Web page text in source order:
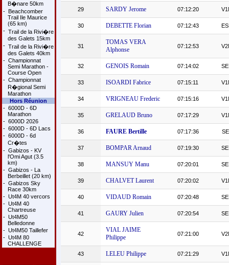
B�nare 50km
- Beachcomber
Trail Ile Maurice
(65 km)
- Trail de la Rivi�re
des Galets 15km
- Trail de la Rivi�re
des Galets 40km
- Championnat
Semi Marathon -
Course Open
- Championnat
R�gional Semi
Marathon
Hors Réunion
- 6000D - 6D
Marathon
- 6000D 2026
- 6000D - 6D Lacs
- 6000D - 6d
Cr�tes
- Gabizos - KV
l'Omi Agut (3.5
km)
- Gabizos - La
Berbeillet (20 km)
- Gabizos Sky
Race 30km
- Ut4M 40 vercors
- Ut4M 40
Chartreuse
- Ut4M50
Belledonne
- Ut4M50 Taillefer
- Ut4M 80
CHALLENGE
29 SARDY Jerome 07:12:20
30 DEBETTE Florian 07:12:43
31
TOMAS VERA
Alphonse
07:12:53
32 GENOIS Romain 07:14:02
33 ISOARDI Fabrice 07:15:11
34 VRIGNEAU Frederic 07:15:16
35 GRELAUD Bruno 07:17:29
36 FAURE Bertille 07:17:36
37 BOMPAR Arnaud 07:19:30
38 MANSUY Manu 07:20:01
39 CHALVET Laurent 07:20:02
40 VIDAUD Romain 07:20:48
41 GAURY Julien 07:20:54
42
VIAL JAIME
Philippe
07:21:00
43 LELEU Philippe 07:21:29